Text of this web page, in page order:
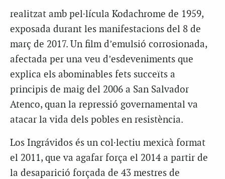
realitzat amb pel·lícula Kodachrome de 1959,
exposada durant les manifestacions del 8 de
març de 2017. Un film d’emulsió corrosionada,
afectada per una veu d’esdeveniments que
explica els abominables fets succeïts a
principis de maig del 2006 a San Salvador
Atenco, quan la repressió governamental va
atacar la vida dels pobles en resistència.
Los Ingrávidos és un col·lectiu mexicà format
el 2011, que va agafar força el 2014 a partir de
la desaparició forçada de 43 mestres de